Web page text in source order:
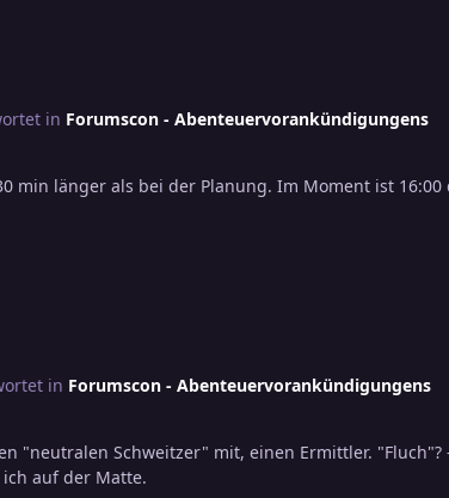
in Forumscon - Abenteuervorankündigungens
in Forumscon - Abenteuervorankündigungens
"neutralen Schweitzer" mit, einen Ermittler. "Fluch"?
Erklärung! Ab 15.00 Uhr stehe ich auf der Matte.